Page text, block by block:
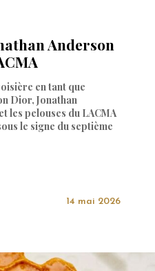
Anderson
en tant que
Dior, Jonathan
les pelouses du LACMA
le signe du septième
14 mai 2026